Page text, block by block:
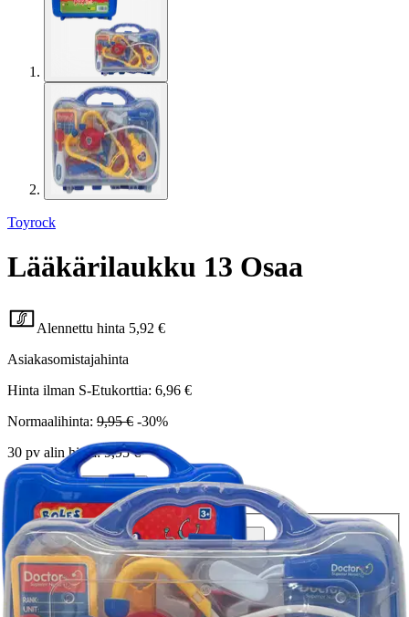
Toyrock
Lääkärilaukku 13 Osaa
Alennettu hinta 5,92 €
Asiakasomistajahinta
Hinta ilman S-Etukorttia: 6,96 €
Normaalihinta: 9,95 € -30%
30 pv alin hinta: 9,95 €
Verkkokaupan hinta
Valitse toimitustapa
Nouto myymälästä
Ilmainen
Siirry valitsemaan myymälä
Toimitus
Ei saatavilla